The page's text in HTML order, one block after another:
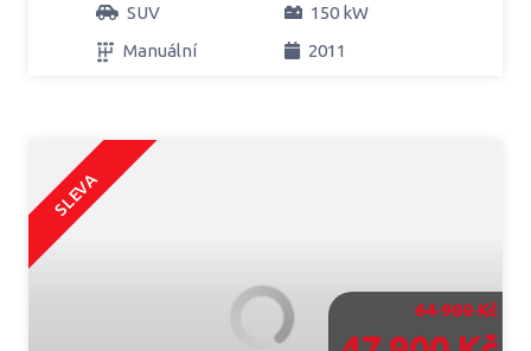
SUV
150 kW
Manuální
2011
SLEVA
64 900 Kč